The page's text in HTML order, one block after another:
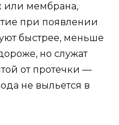
или мембрана,
при появлении
быстрее, меньше
но служат
от протечки —
не выльется в